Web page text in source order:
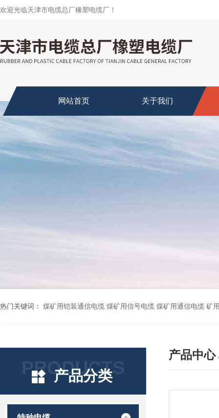
欢迎光临天津市电缆总厂橡塑电缆厂！
网站首页 关于我们
热门关键词： 煤矿用铠装通信电缆 煤矿用信号电缆 煤矿用通信电缆 矿用阻燃通信电缆 矿用监控电缆 矿用通信电缆 橡套软电缆YZ-3*1.5+1 YCW橡胶电缆3*10+1*6 船用橡套软电缆CEFR-3*2.5 煤矿用移动橡套软电缆MY3*4+1*4
PRODUCTS
产品分类
产品中心